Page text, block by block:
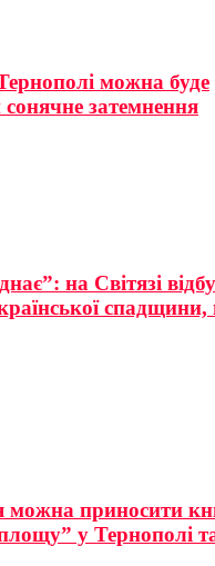
можна буде
сонячне затемнення
на Світязі
спадщини,
можна приносити
у Тернополі